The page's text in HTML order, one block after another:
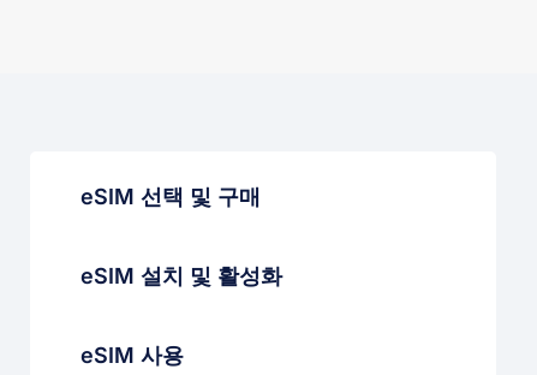
eSIM 선택 및 구매
eSIM 설치 및 활성화
eSIM 사용